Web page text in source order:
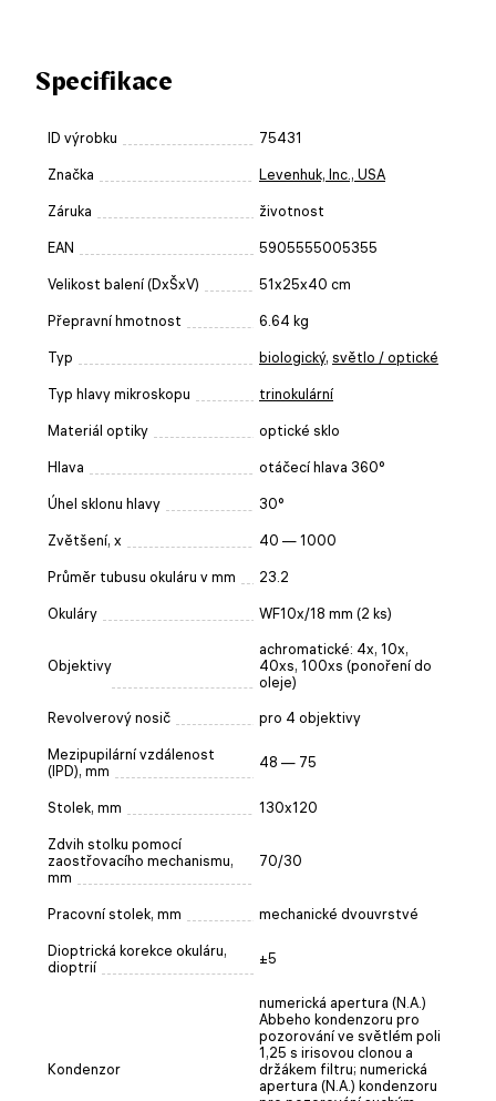
Specifikace
ID výrobku 75431
Značka Levenhuk, Inc., USA
Záruka životnost
EAN 5905555005355
Velikost balení (DxŠxV) 51x25x40 cm
Přepravní hmotnost 6.64 kg
Typ biologický, světlo / optické
Typ hlavy mikroskopu trinokulární
Materiál optiky optické sklo
Hlava otáčecí hlava 360°
Úhel sklonu hlavy 30°
Zvětšení, x 40 — 1000
Průměr tubusu okuláru v mm 23.2
Okuláry WF10x/18 mm (2 ks)
Objektivy
achromatické: 4x, 10x,
40xs, 100xs (ponoření do
oleje)
Revolverový nosič pro 4 objektivy
Mezipupilární vzdálenost
(IPD), mm
48 — 75
Stolek, mm 130x120
Zdvih stolku pomocí
zaostřovacího mechanismu,
mm
70/30
Pracovní stolek, mm mechanické dvouvrstvé
Dioptrická korekce okuláru,
dioptrií
±5
Kondenzor
numerická apertura (N.A.)
Abbeho kondenzoru pro
pozorování ve světlém poli
1,25 s irisovou clonou a
držákem filtru; numerická
apertura (N.A.) kondenzoru